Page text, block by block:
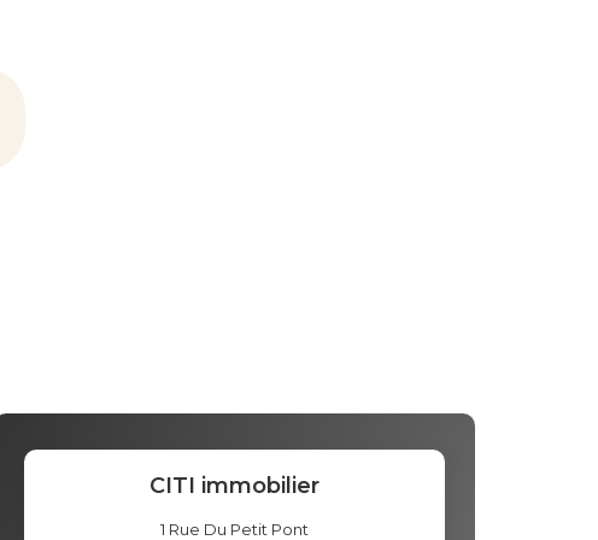
CITI immobilier
1 Rue Du Petit Pont